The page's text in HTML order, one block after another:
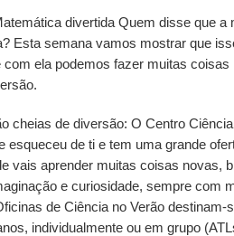
divertida Quem disse que a
Esta semana vamos mostrar que
com ela podemos fazer muitas coisas
cheias de diversão: O Centro
esqueceu de ti e tem uma grande
vais aprender muitas coisas novas,
e curiosidade, sempre com
de Ciência no Verão destinam-
individualmente ou em grupo